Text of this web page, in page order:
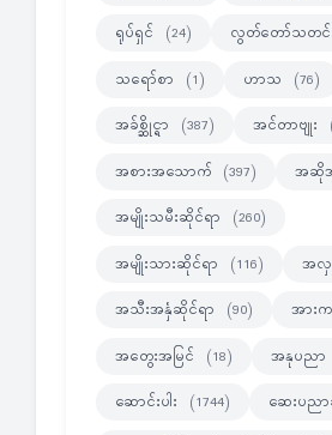
ရုပ်ရှင် (24) လွတ်တော်သတင်
သရော်စာ (1) ဟာသ (76)
အခ်စ္ဆိုင္ရာ (387) အင်တာဗျုး
အစားအသောက် (397) အဆို
အမျိုးသမီးဆိုင်ရာ (260)
အမျိုးသားဆိုင်ရာ (116) အ
အသီးအနှံဆိုင်ရာ (90) အားက
အတွေးအမြင် (18) အနုပညာ
ဆောင်းပါး (1744) ဆေးပည